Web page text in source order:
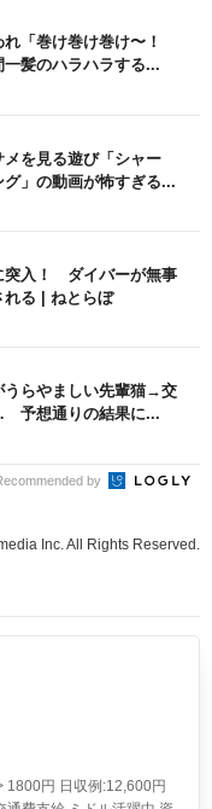
れ「巻け巻け巻け〜！
髪のハラハラする...
を見る遊び「シャー
」の動画が怖すぎる...
突入！ ダイバーが無事
れる | ねとらぼ
うらやましい先輩猫→交
予想通りの結果に...
by
Inc. All Rights Reserved.
1800円 日収例:12,600円